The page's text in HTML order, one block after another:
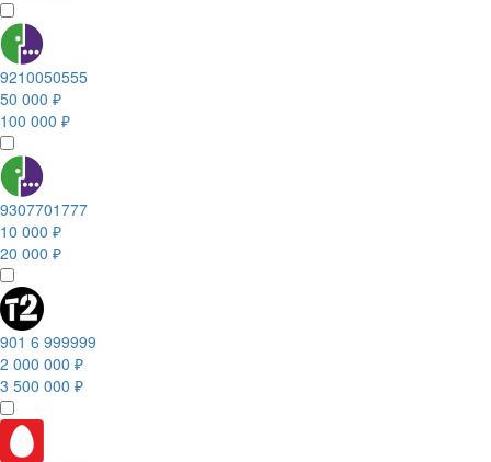
9210050555
50 000 ₽
100 000 ₽
9307701777
10 000 ₽
20 000 ₽
901 6 999999
2 000 000 ₽
3 500 000 ₽